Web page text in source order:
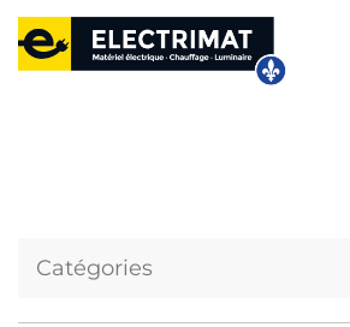
Catégories